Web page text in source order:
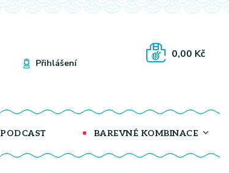
PODCAST BAREVNÉ KOMBINACE
Přihlášení
0,00 Kč